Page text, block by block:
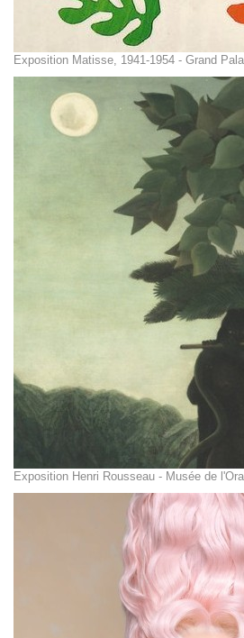
Exposition Matisse, 1941-1954 - Grand
Exposition Henri Rousseau - Musée de